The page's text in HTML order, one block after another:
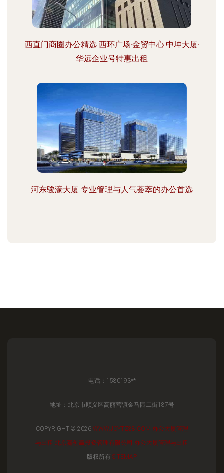
西直门商圈办公精选 西环广场·金贸中心·中坤大厦·
华远企业号特惠出租
河东骏濠大厦 专业管理与人气荟萃的办公首选
电话：1580193**
地址：北京市顺义区高丽营镇金马园二街187号
COPYRIGHT © 2026 WWW.JCYTZ88.COM 办公大厦管理
与出租 北京嘉创赢投资管理有限公司 办公大厦管理与出租
版权所有 SITEMAP